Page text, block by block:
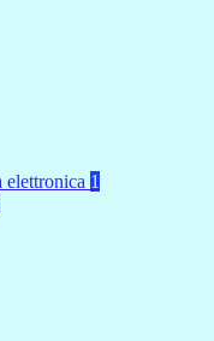
elettronica 1